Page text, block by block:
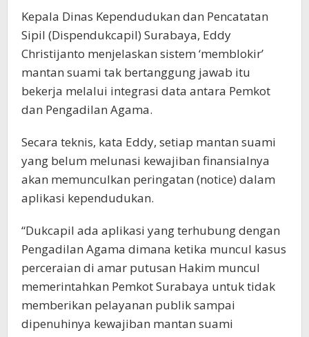
Kepala Dinas Kependudukan dan Pencatatan
Sipil (Dispendukcapil) Surabaya, Eddy
Christijanto menjelaskan sistem ‘memblokir’
mantan suami tak bertanggung jawab itu
bekerja melalui integrasi data antara Pemkot
dan Pengadilan Agama.
Secara teknis, kata Eddy, setiap mantan suami
yang belum melunasi kewajiban finansialnya
akan memunculkan peringatan (notice) dalam
aplikasi kependudukan.
“Dukcapil ada aplikasi yang terhubung dengan
Pengadilan Agama dimana ketika muncul kasus
perceraian di amar putusan Hakim muncul
memerintahkan Pemkot Surabaya untuk tidak
memberikan pelayanan publik sampai
dipenuhinya kewajiban mantan suami